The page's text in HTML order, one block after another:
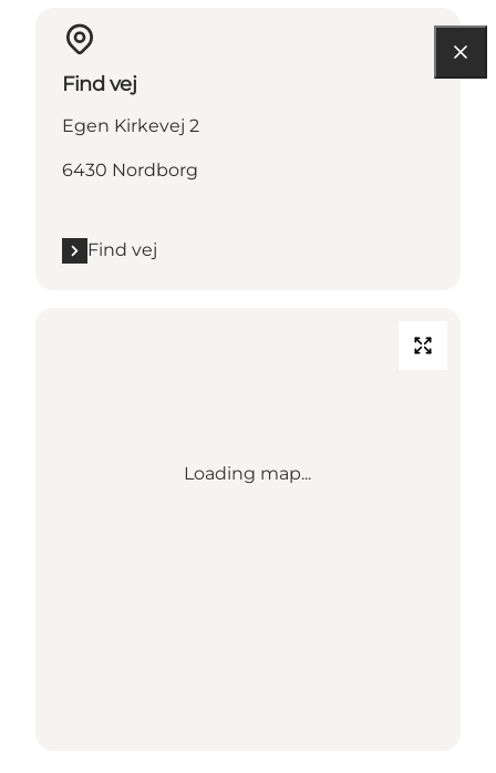
Find vej
Egen Kirkevej 2
6430 Nordborg
Find vej
Loading map...